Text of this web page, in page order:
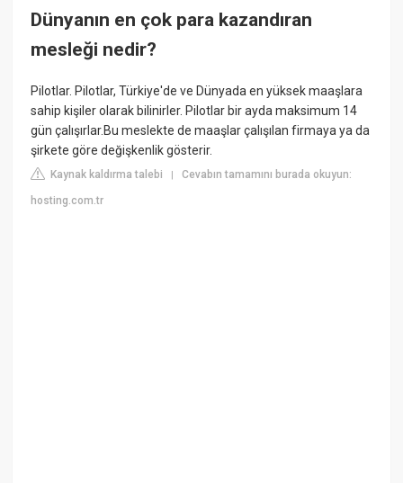
Dünyanın en çok para kazandıran
mesleği nedir?
Pilotlar. Pilotlar, Türkiye'de ve Dünyada en yüksek maaşlara
sahip kişiler olarak bilinirler. Pilotlar bir ayda maksimum 14
gün çalışırlar.Bu meslekte de maaşlar çalışılan firmaya ya da
şirkete göre değişkenlik gösterir.
Kaynak kaldırma talebi |Cevabın tamamını burada okuyun:
hosting.com.tr